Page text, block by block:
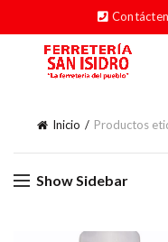
Inicio Productos
Show Sidebar